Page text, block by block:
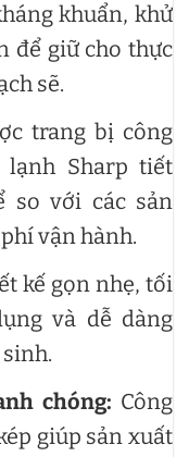
khuẩn, khử
để giữ cho thực
sẽ.
trang bị công
lạnh Sharp tiết
so với các sản
vận hành.
kế gọn nhẹ, tối
và dễ dàng
chóng: Công
giúp sản xuất